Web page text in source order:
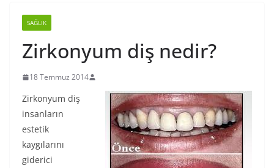
SAĞLIK
Zirkonyum diş nedir?
18 Temmuz 2014
Zirkonyum diş
insanların
estetik
kaygılarını
giderici